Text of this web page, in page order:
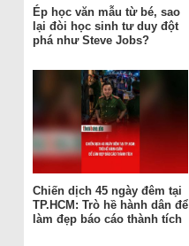
Ép học văn mẫu từ bé, sao
lại đòi học sinh tư duy đột
phá như Steve Jobs?
Chiến dịch 45 ngày đêm tại
TP.HCM: Trò hề hành dân để
làm đẹp báo cáo thành tích